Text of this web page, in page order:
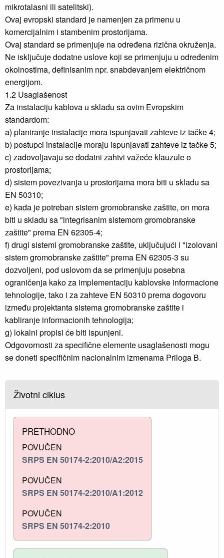
mikrotalasni ili satelitski).
Ovaj evropski standard je namenjen za primenu u
komercijalnim i stambenim prostorijama.
Ovaj standard se primenjuje na određena rizična okruženja.
Ne isključuje dodatne uslove koji se primenjuju u određenim
okolnostima, definisanim npr. snabdevanjem električnom
energijom.
1.2 Usaglašenost
Za instalaciju kablova u skladu sa ovim Evropskim
standardom:
a) planiranje instalacije mora ispunjavati zahteve iz tačke 4;
b) postupci instalacije moraju ispunjavati zahteve iz tačke 5;
c) zadovoljavaju se dodatni zahtvi važeće klauzule o
prostorijama;
d) sistem povezivanja u prostorijama mora biti u skladu sa
EN 50310;
e) kada je potreban sistem gromobranske zaštite, on mora
biti u skladu sa "integrisanim sistemom gromobranske
zaštite" prema EN 62305-4;
f) drugi sistemi gromobranske zaštite, uključujući i "izolovani
sistem gromobranske zaštite" prema EN 62305-3 su
dozvoljeni, pod uslovom da se primenjuju posebna
ograničenja kako za implementaciju kablovske informacione
tehnologije, tako i za zahteve EN 50310 prema dogovoru
između projektanta sistema gromobranske zaštite i
kabliranje informacionih tehnologija;
g) lokalni propisi će biti ispunjeni.
Odgovornosti za specifične elemente usaglašenosti mogu
se doneti specifičnim nacionalnim izmenama Priloga B.
Životni ciklus
PRETHODNO
POVUČEN
SRPS EN 50174-2:2010/A2:2015
POVUČEN
SRPS EN 50174-2:2010/A1:2012
POVUČEN
SRPS EN 50174-2:2010